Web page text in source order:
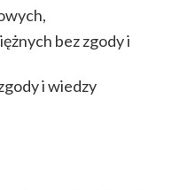
bez zgody i
i wiedzy